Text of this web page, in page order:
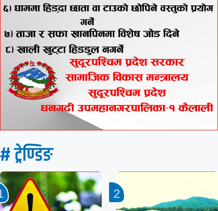
# ट्रेण्डिङ